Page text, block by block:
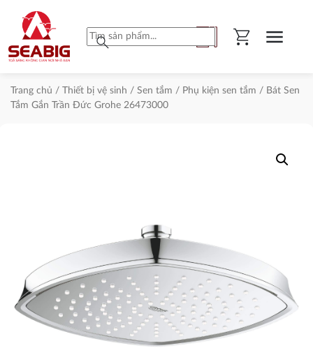
search shopping_cart menu
Trang chủ / Thiết bị vệ sinh / Sen tắm / Phụ kiện sen tắm / Bát Sen
Tắm Gắn Trần Đức Grohe 26473000